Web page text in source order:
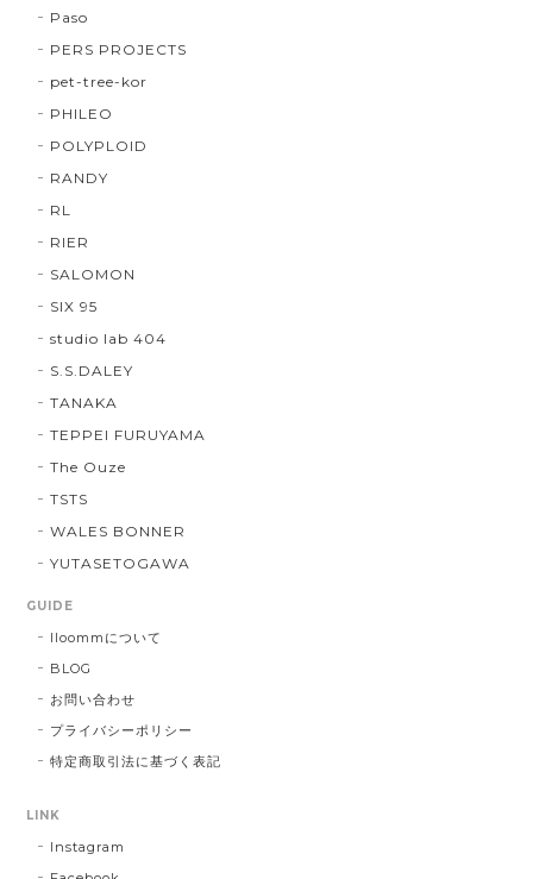
Paso
PERS PROJECTS
pet-tree-kor
PHILEO
POLYPLOID
RANDY
RL
RIER
SALOMON
SIX 95
studio lab 404
S.S.DALEY
TANAKA
TEPPEI FURUYAMA
The Ouze
TSTS
WALES BONNER
YUTASETOGAWA
GUIDE
lloommについて
BLOG
お問い合わせ
プライバシーポリシー
特定商取引法に基づく表記
LINK
Instagram